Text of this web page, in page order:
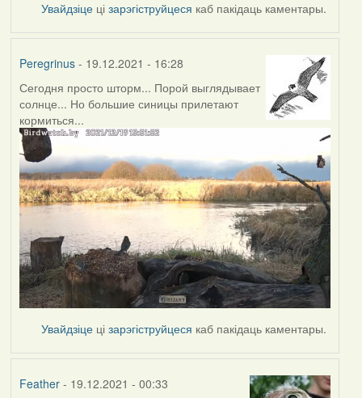
Увайдзіце цізарэгіструйцеся каб пакідаць каментары.
Peregrinus- 19.12.2021 - 16:28
Сегодня просто шторм... Порой выглядывает
солнце... Но большие синицы прилетают
кормиться...
Увайдзіце цізарэгіструйцеся каб пакідаць каментары.
Feather- 19.12.2021 - 00:33